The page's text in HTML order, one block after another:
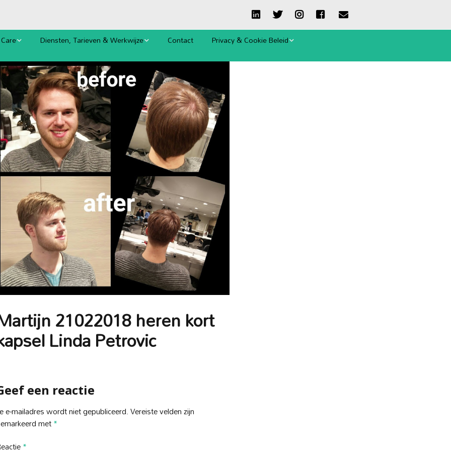
Diensten, Tarieven & Werkwijze
Afspraak (ook online)
Tarieven
Oplossingen bij Hoofdhuid- en
Haarproblemen
Biologische Kleuring en Verzorging
Permanenten Ammoniakvrij
Bruidskapsels
Contact Privacy & Cookie Beleid
Cookie-verklaring
21022018 heren kort
Linda Petrovic
een reactie
e-mailadres wordt niet gepubliceerd.Vereiste velden zijn
met*
*